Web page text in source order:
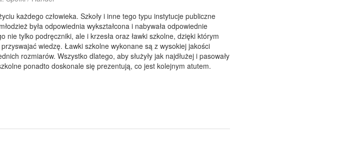
każdego człowieka. Szkoły i inne tego typu instytucje publiczne
była odpowiednia wykształcona i nabywała odpowiednie
nie tylko podręczniki, ale i krzesła oraz ławki szkolne, dzięki którym
wiedzę. Ławki szkolne wykonane są z wysokiej jakości
rozmiarów. Wszystko dlatego, aby służyły jak najdłużej i pasowały
ponadto doskonale się prezentują, co jest kolejnym atutem.